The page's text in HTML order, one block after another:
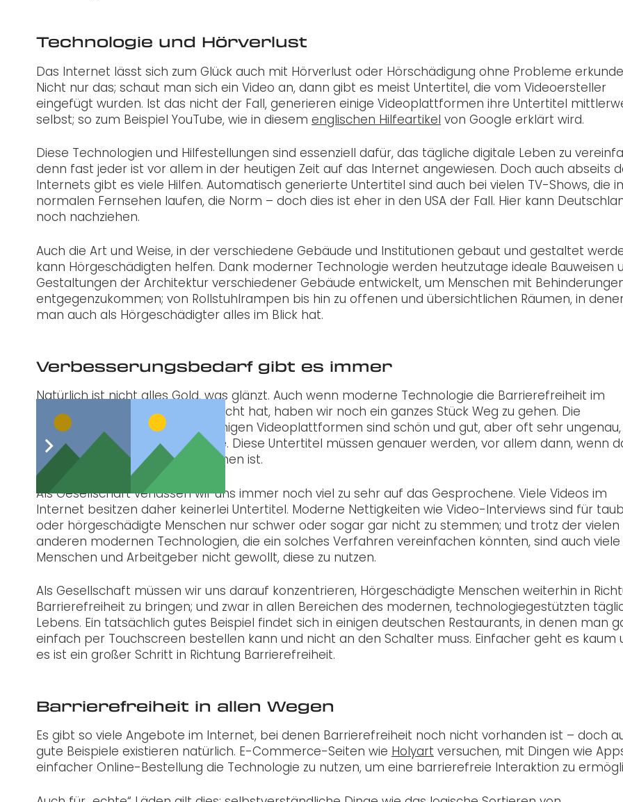
Technologie und Hörverlust
Das Internet lässt sich zum Glück auch mit Hörverlust oder Hörschädigung ohne Probleme
Nicht nur das; schaut man sich ein Video an, dann gibt es meist Untertitel, die vom Videoersteller
eingefügt wurden. Ist das nicht der Fall, generieren einige Videoplattformen ihre Untertitel
selbst; so zum Beispiel YouTube, wie in diesem englischen Hilfeartikel von Google erklärt wird.
Diese Technologien und Hilfestellungen sind essenziell dafür, das tägliche digitale Leben zu
denn fast jeder ist vor allem in der heutigen Zeit auf das Internet angewiesen. Doch auch abseits
Internets gibt es viele Hilfen. Automatisch generierte Untertitel sind auch bei vielen TV-Shows, die
normalen Fernsehen laufen, die Norm – doch dies ist eher in den USA der Fall. Hier kann
noch nachziehen.
Auch die Art und Weise, in der verschiedene Gebäude und Institutionen gebaut und gestaltet
kann Hörgeschädigten helfen. Dank moderner Technologie werden heutzutage ideale Bauweisen
Gestaltungen der Architektur verschiedener Gebäude entwickelt, um Menschen mit
entgegenzukommen; von Rollstuhlrampen bis hin zu offenen und übersichtlichen Räumen, in
man auch als Hörgeschädigter alles im Blick hat.
Verbesserungsbedarf gibt es immer
Natürlich ist nicht alles Gold, was glänzt. Auch wenn moderne Technologie die Barrierefreiheit im
Internet um einiges vorangebracht hat, haben wir noch ein ganzes Stück Weg zu gehen. Die
automatischen Untertitel auf einigen Videoplattformen sind schön und gut, aber oft sehr
allem in der deutschen Sprache. Diese Untertitel müssen genauer werden, vor allem dann, wenn
Gesprochene schwer zu verstehen ist.
Als Gesellschaft verlassen wir uns immer noch viel zu sehr auf das Gesprochene. Viele Videos im
Internet besitzen daher keinerlei Untertitel. Moderne Nettigkeiten wie Video-Interviews sind für
oder hörgeschädigte Menschen nur schwer oder sogar gar nicht zu stemmen; und trotz der vielen
anderen modernen Technologien, die ein solches Verfahren vereinfachen könnten, sind auch viele
Menschen und Arbeitgeber nicht gewollt, diese zu nutzen.
Als Gesellschaft müssen wir uns darauf konzentrieren, Hörgeschädigte Menschen weiterhin in
Barrierefreiheit zu bringen; und zwar in allen Bereichen des modernen, technologiegestützten
Lebens. Ein tatsächlich gutes Beispiel findet sich in einigen deutschen Restaurants, in denen man
einfach per Touchscreen bestellen kann und nicht an den Schalter muss. Einfacher geht es kaum
es ist ein großer Schritt in Richtung Barrierefreiheit.
Barrierefreiheit in allen Wegen
Es gibt so viele Angebote im Internet, bei denen Barrierefreiheit noch nicht vorhanden ist – doch
gute Beispiele existieren natürlich. E-Commerce-Seiten wie Holyart versuchen, mit Dingen wie
einfacher Online-Bestellung die Technologie zu nutzen, um eine barrierefreie Interaktion zu